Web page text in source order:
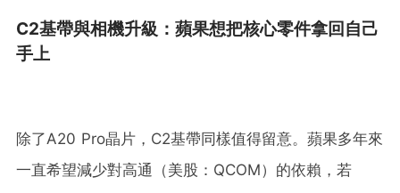
C2基帶與相機升級：蘋果想把核心零件拿回自己
手上
除了A20 Pro晶片，C2基帶同樣值得留意。蘋果多年來
一直希望減少對高通（美股：QCOM）的依賴，若